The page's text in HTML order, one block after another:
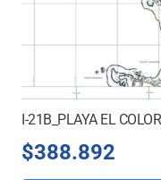
I-21B_PLAYA EL
$388.892